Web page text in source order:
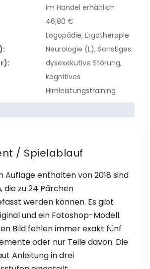
kognitive Dysphasie
NEU
NEU
Störung
(L)
Integration
im Handel erhältlich
46,80 €
Logopädie, Ergotherapie
Neurologie (L), Sonstiges
dysexekutive Störung,
kognitives
Hirnleistungstraining
/ Spielablauf
Auflage enthalten von 2018 sind
die zu 24 Pärchen
werden können. Es gibt
und ein Fotoshop-Modell.
Bild fehlen immer exakt fünf
oder nur Teile davon. Die
Anleitung in drei